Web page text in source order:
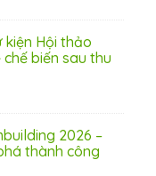
Hội thảo
biến sau thu
2026 –
thành công